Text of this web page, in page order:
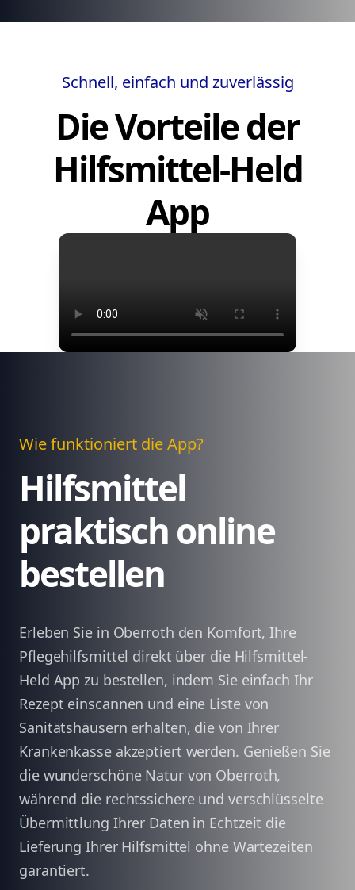
Schnell, einfach und zuverlässig
Die Vorteile der
Hilfsmittel-Held
App
Wie funktioniert die App?
Hilfsmittel
praktisch online
bestellen
Erleben Sie in Oberroth den Komfort, Ihre
Pflegehilfsmittel direkt über die Hilfsmittel-
Held App zu bestellen, indem Sie einfach Ihr
Rezept einscannen und eine Liste von
Sanitätshäusern erhalten, die von Ihrer
Krankenkasse akzeptiert werden. Genießen Sie
die wunderschöne Natur von Oberroth,
während die rechtssichere und verschlüsselte
Übermittlung Ihrer Daten in Echtzeit die
Lieferung Ihrer Hilfsmittel ohne Wartezeiten
garantiert.